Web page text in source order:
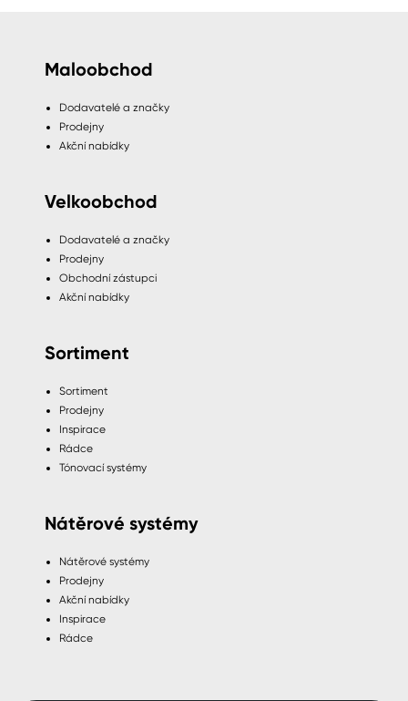
Maloobchod
Dodavatelé a značky
Prodejny
Akční nabídky
Velkoobchod
Dodavatelé a značky
Prodejny
Obchodní zástupci
Akční nabídky
Sortiment
Sortiment
Prodejny
Inspirace
Rádce
Tónovací systémy
Nátěrové systémy
Nátěrové systémy
Prodejny
Akční nabídky
Inspirace
Rádce